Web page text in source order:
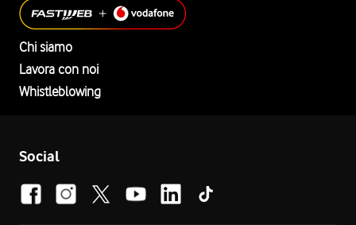
Chi siamo
Lavora con noi
Whistleblowing
Social